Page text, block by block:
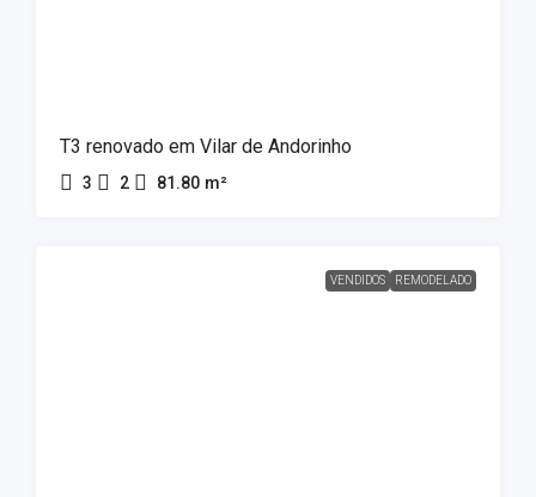
T3 renovado em Vilar de Andorinho
3 2 81.80 m²
VENDIDOS REMODELADO